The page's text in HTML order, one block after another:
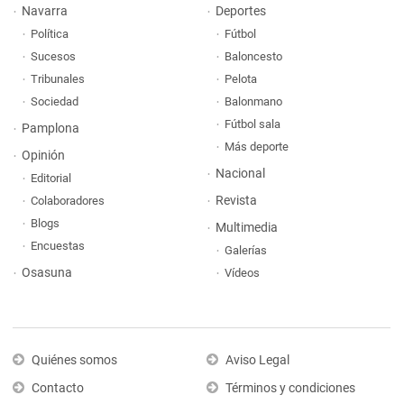
Navarra
Política
Sucesos
Tribunales
Sociedad
Pamplona
Opinión
Editorial
Colaboradores
Blogs
Encuestas
Osasuna
Deportes
Fútbol
Baloncesto
Pelota
Balonmano
Fútbol sala
Más deporte
Nacional
Revista
Multimedia
Galerías
Vídeos
Quiénes somos
Contacto
Aviso Legal
Términos y condiciones